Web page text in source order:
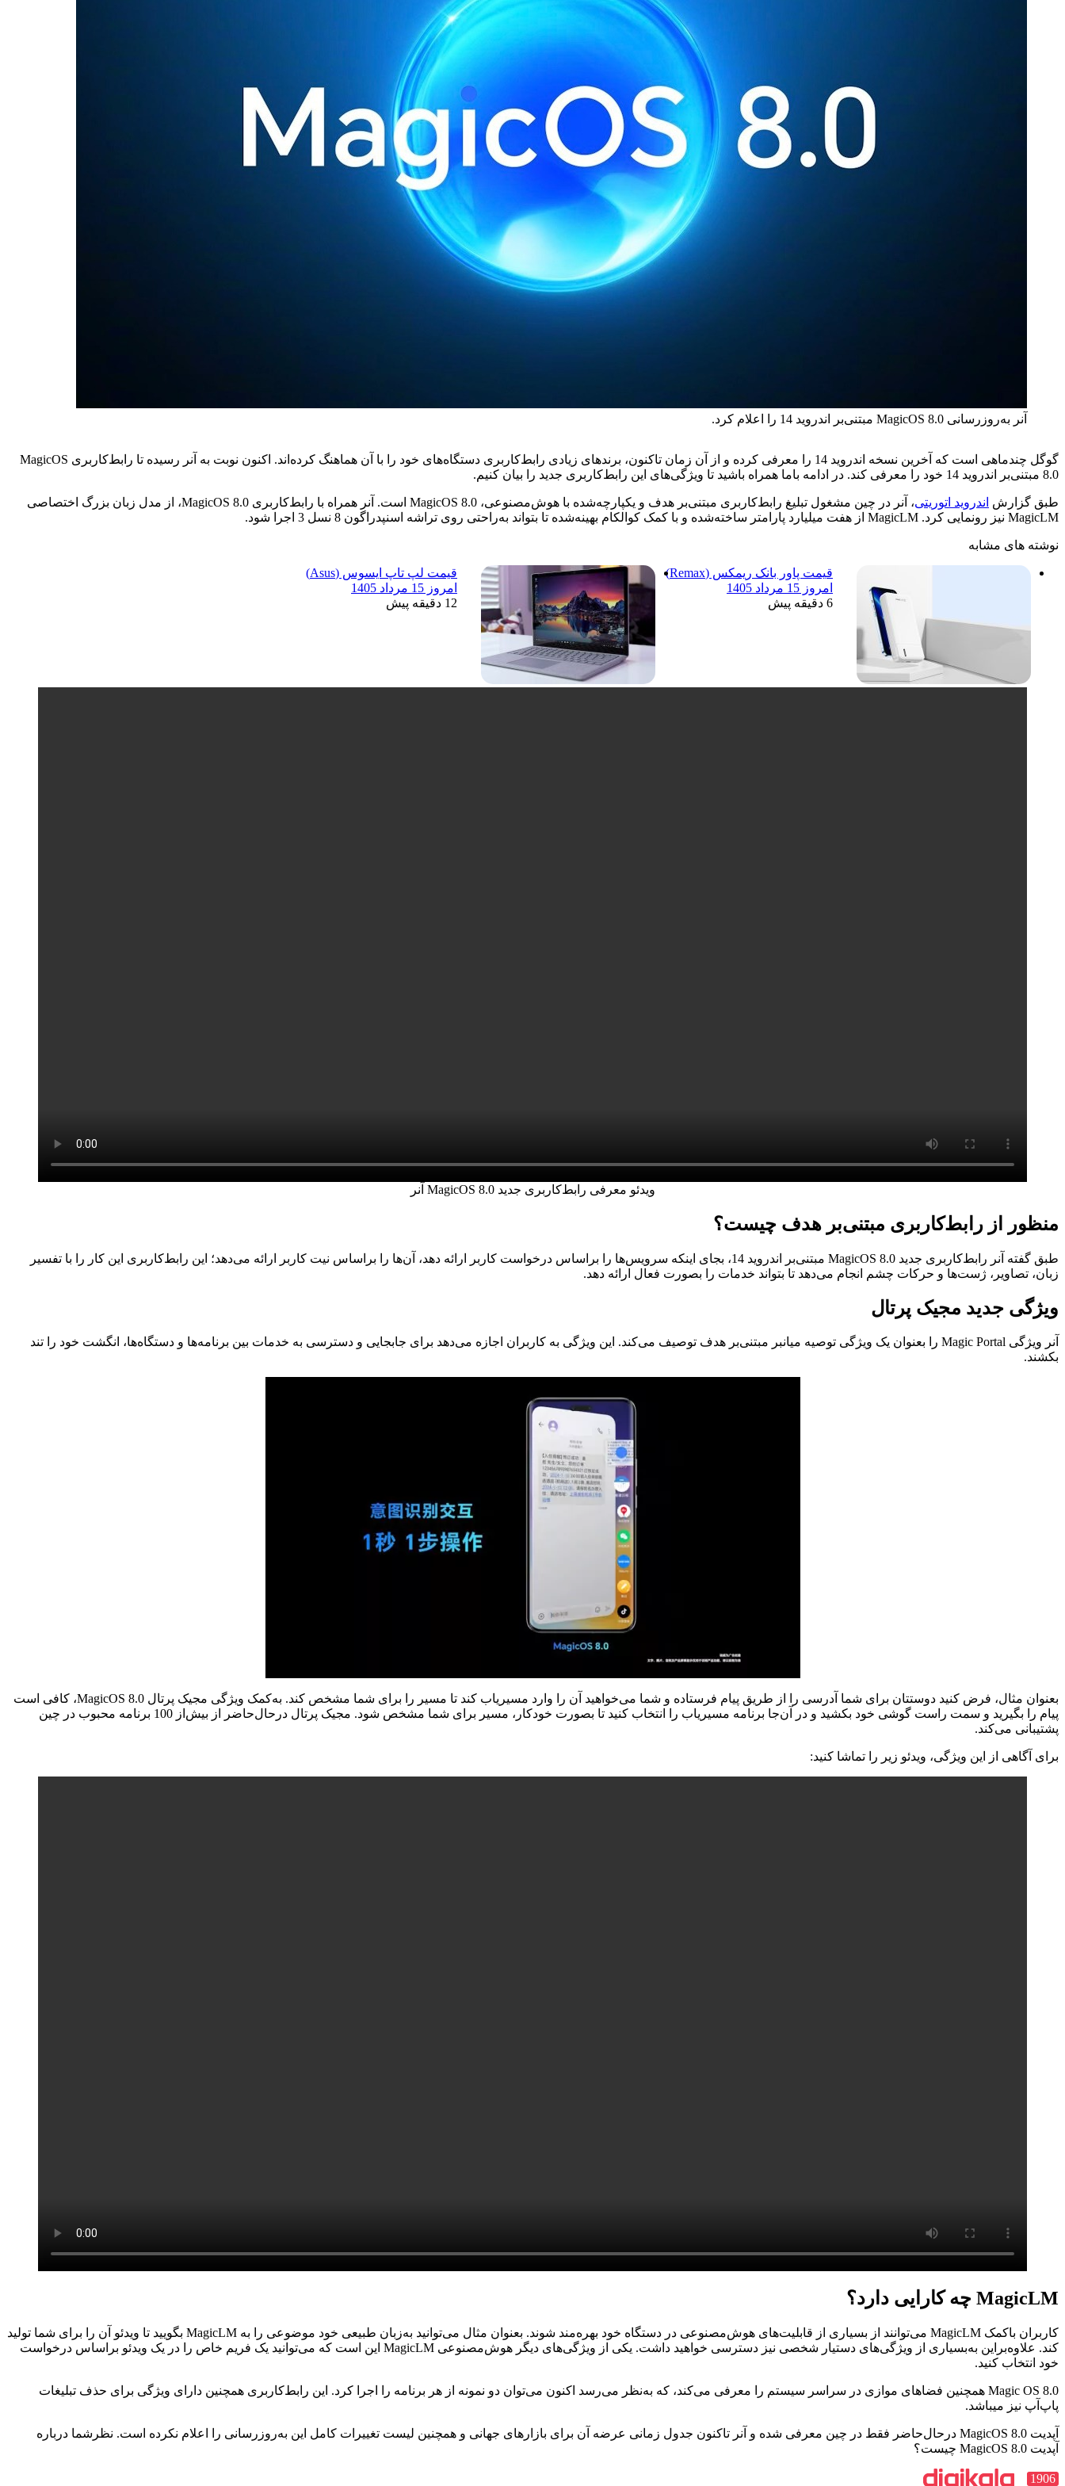
آنر به‌روزرسانی MagicOS 8.0 مبتنی‌بر اندروید 14 را اعلام کرد.
گوگل چندماهی است که آخرین نسخه اندروید 14 را معرفی کرده و از آن زمان تاکنون، برندهای زیادی رابط‌کاربری دستگاه‌های خود را با آن هماهنگ کرده‌اند. اکنون نوبت به آنر رسیده تا رابط‌کاربری MagicOS
8.0 مبتنی‌بر اندروید 14 خود را معرفی کند. در ادامه باما همراه باشید تا ویژگی‌های این رابط‌کاربری جدید را بیان کنیم.
طبق گزارش اندروید اتوریتی
، آنر در چین مشغول تبلیغ رابط‌کاربری مبتنی‌بر هدف و یکپارچه‌شده با هوش‌مصنوعی، MagicOS 8.0 است. آنر همراه با رابط‌کاربری MagicOS 8.0، از مدل زبان بزرگ اختصاصی
MagicLM نیز رونمایی کرد. MagicLM از هفت میلیارد پارامتر ساخته‌شده و با کمک کوالکام بهینه‌شده تا بتواند به‌راحتی روی تراشه اسنپدراگون 8 نسل 3 اجرا شود.
نوشته های مشابه
قیمت پاور بانک ریمکس (Remax)
امروز 15 مرداد 1405
6 دقیقه پیش
قیمت لپ تاپ ایسوس (Asus)
امروز 15 مرداد 1405
12 دقیقه پیش
ویدئو معرفی رابط‌کاربری جدید MagicOS 8.0 آنر
منظور از رابط‌کاربری مبتنی‌بر هدف چیست؟
طبق گفته آنر رابط‌کاربری جدید MagicOS 8.0 مبتنی‌بر اندروید 14، بجای اینکه سرویس‌ها را براساس درخواست کاربر ارائه دهد، آن‌ها را براساس نیت کاربر ارائه می‌دهد؛ این رابط‌کاربری این کار را با تفسیر
زبان، تصاویر، ژست‌ها و حرکات چشم انجام می‌دهد تا بتواند خدمات را بصورت فعال ارائه دهد.
ویژگی جدید مجیک پرتال
آنر ویژگی Magic Portal را بعنوان یک ویژگی توصیه میانبر مبتنی‌بر هدف توصیف می‌کند. این ویژگی به کاربران اجازه می‌دهد برای جابجایی و دسترسی به خدمات بین برنامه‌ها و دستگاه‌ها، انگشت خود را تند
بکشند.
بعنوان مثال، فرض کنید دوستتان برای شما آدرسی را از طریق پیام فرستاده و شما می‌خواهید آن را وارد مسیریاب کند تا مسیر را برای شما مشخص کند. به‌کمک ویژگی مجیک پرتال MagicOS 8.0، کافی است
پیام را بگیرید و سمت راست گوشی خود بکشید و در آن‌جا برنامه مسیریاب را انتخاب کنید تا بصورت خودکار، مسیر برای شما مشخص شود. مجیک پرتال درحال‌حاضر از بیش‌از 100 برنامه محبوب در چین
پشتیبانی می‌کند.
برای آگاهی از این ویژگی، ویدئو زیر را تماشا کنید:
MagicLM چه کارایی دارد؟
کاربران باکمک MagicLM می‌توانند از بسیاری از قابلیت‌های هوش‌مصنوعی در دستگاه خود بهره‌مند شوند. بعنوان مثال می‌توانید به‌زبان طبیعی خود موضوعی را به MagicLM بگویید تا ویدئو آن را برای شما تولید
کند. علاوه‌براین به‌بسیاری از ویژگی‌های دستیار شخصی نیز دسترسی خواهید داشت. یکی از ویژگی‌های دیگر هوش‌مصنوعی MagicLM این است که می‌توانید یک فریم خاص را در یک ویدئو براساس درخواست
خود انتخاب کنید.
Magic OS 8.0 همچنین فضاهای موازی در سراسر سیستم را معرفی می‌کند، که به‌نظر می‌رسد اکنون می‌توان دو نمونه از هر برنامه را اجرا کرد. این رابط‌کاربری همچنین دارای ویژگی برای حذف تبلیغات
پاپ‌آپ نیز میباشد.
آپدیت MagicOS 8.0 درحال‌حاضر فقط در چین معرفی شده و آنر تاکنون جدول زمانی عرضه آن برای بازارهای جهانی و همچنین لیست تغییرات کامل این به‌روزرسانی را اعلام نکرده است. نظرشما درباره
آپدیت MagicOS 8.0 چیست؟
1906